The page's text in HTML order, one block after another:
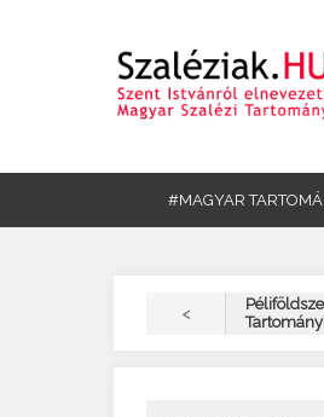
#MAGYAR
<